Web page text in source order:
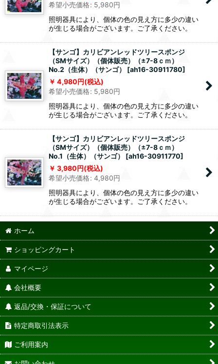
希望小売価格: 5,980円
照明器具により、個体の色の見え方に多少の違い
が生じる場合がございます。ご了承ください。
【サンゴ】カリビアンレッドツリースポンジ
（SMサイズ）（個体販売）（±7-8ｃｍ）
No.2（生体）（サンゴ）
[ah16-30911780]
4,980円(税込)
希望小売価格: 5,980円
照明器具により、個体の色の見え方に多少の違い
が生じる場合がございます。ご了承ください。
【サンゴ】カリビアンレッドツリースポンジ
（SMサイズ）（個体販売）（±7-8ｃｍ）
No.1（生体）（サンゴ）
[ah16-30911770]
3,980円(税込)
希望小売価格: 4,980円
照明器具により、個体の色の見え方に多少の違い
が生じる場合がございます。ご了承ください。
ホーム
ショッピングカート
マイページ
会社概要
返品/交換・保証について
特定商取引法表示
ご利用案内